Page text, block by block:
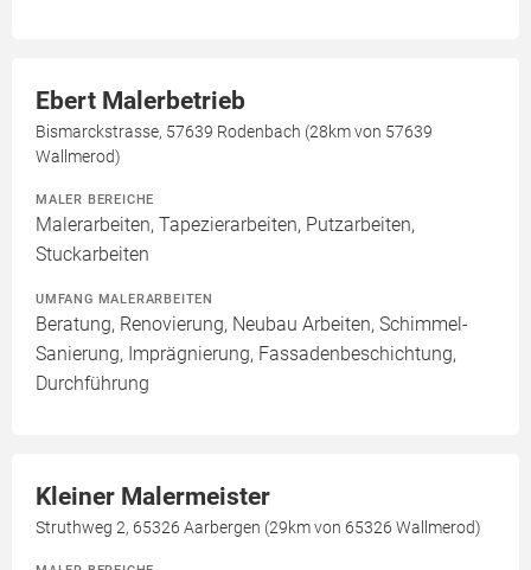
Ebert Malerbetrieb
Bismarckstrasse, 57639 Rodenbach (28km von 57639
Wallmerod)
MALER BEREICHE
Malerarbeiten, Tapezierarbeiten, Putzarbeiten,
Stuckarbeiten
UMFANG MALERARBEITEN
Beratung, Renovierung, Neubau Arbeiten, Schimmel-
Sanierung, Imprägnierung, Fassadenbeschichtung,
Durchführung
Kleiner Malermeister
Struthweg 2, 65326 Aarbergen (29km von 65326 Wallmerod)